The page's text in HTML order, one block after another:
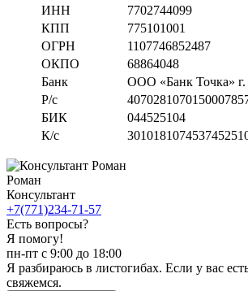
ИНН
7702744099
КПП
775101001
ОГРН
1107746852487
ОКПО
68864048
Банк
ООО «Банк Точка»
Р/с
БИК
044525104
К/с
Роман
Консультант
+7(771)234-71-57
Есть вопросы?
Я помогу!
пн-пт с 9:00 до 18:00
Я разбираюсь в листогибах. Если у вас
свяжемся.